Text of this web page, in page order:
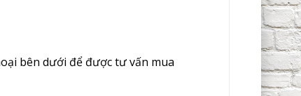
bên dưới để được tư vấn mua